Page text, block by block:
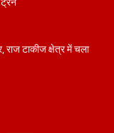
टाकीज क्षेत्र में चला